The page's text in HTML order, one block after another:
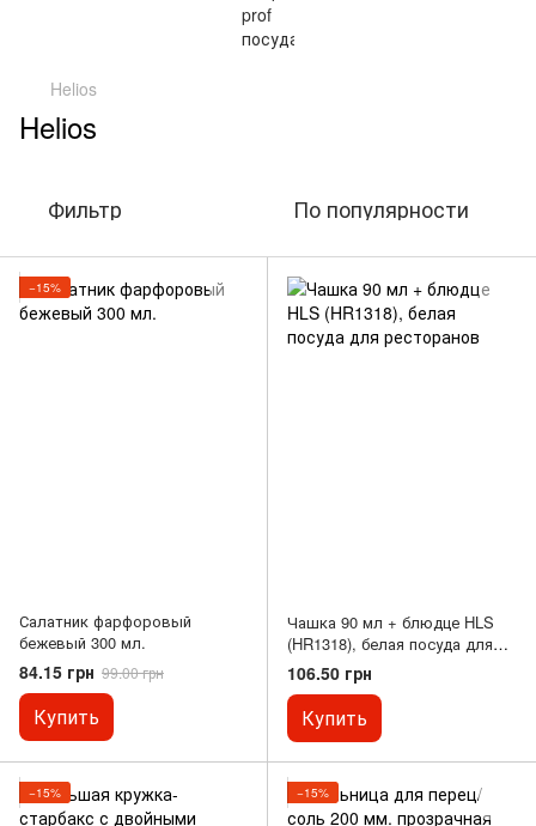
Helios
Helios
Фильтр По популярности
−15%
Салатник фарфоровый
бежевый 300 мл.
84.15 грн 99.00 грн
Купить
Чашка 90 мл + блюдце HLS
(HR1318), белая посуда для
ресторанов
106.50 грн
Купить
−15% −15%